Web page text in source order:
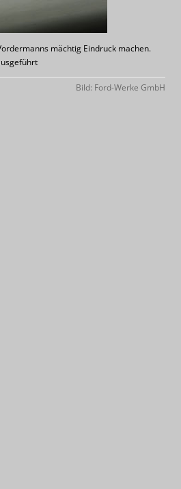
mächtig Eindruck machen.
Bild: Ford-Werke GmbH